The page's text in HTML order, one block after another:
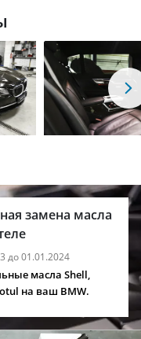
замена масла
до 01.01.2024
масла Shell,
на ваш BMW.